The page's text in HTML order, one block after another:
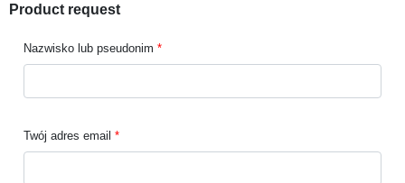
Product request
Nazwisko lub pseudonim
Twój adres email